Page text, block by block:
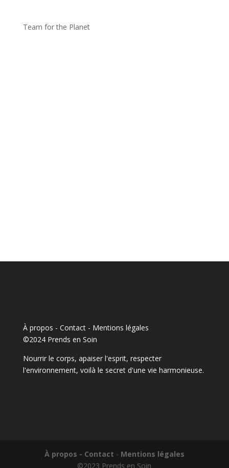
Team for the Planet
À propos - Contact- Mentions légales
©2024 Prends en Soin
Nourrir le corps, apaiser l'esprit, respecter
l'environnement, voilà le secret d'une vie harmonieuse.
À propos - Contact - Mentions légales
©2023 Prends en Soin